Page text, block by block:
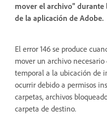
mover el archivo" durante
de la aplicación de Adobe.
El error 146 se produce
mover un archivo
temporal a la ubicación de
ocurrir debido a permisos
carpetas, archivos
carpeta de destino.